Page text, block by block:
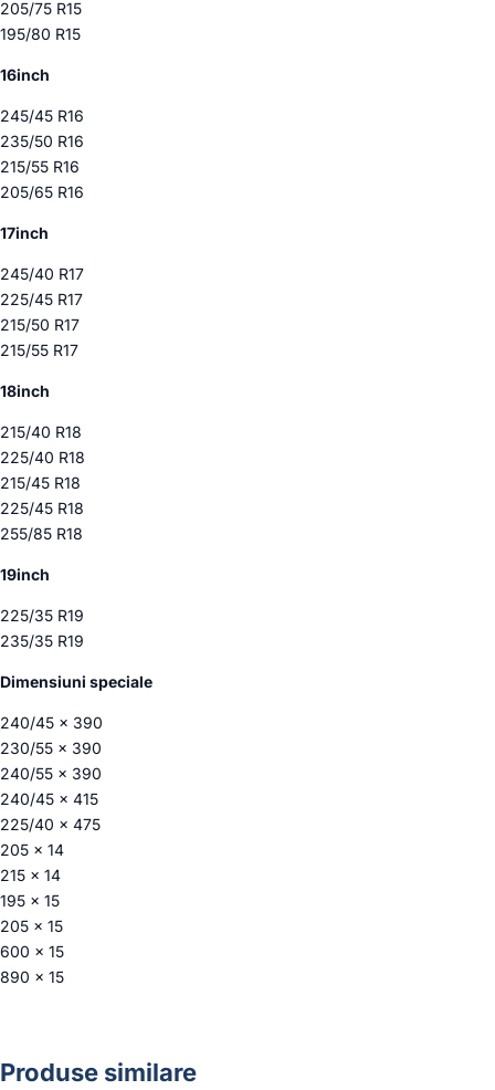
205/75 R15
195/80 R15
16inch
245/45 R16
235/50 R16
215/55 R16
205/65 R16
17inch
245/40 R17
225/45 R17
215/50 R17
215/55 R17
18inch
215/40 R18
225/40 R18
215/45 R18
225/45 R18
255/85 R18
19inch
225/35 R19
235/35 R19
Dimensiuni speciale
240/45 x 390
230/55 x 390
240/55 x 390
240/45 x 415
225/40 x 475
205 x 14
215 x 14
195 x 15
205 x 15
600 x 15
890 x 15
Produse similare